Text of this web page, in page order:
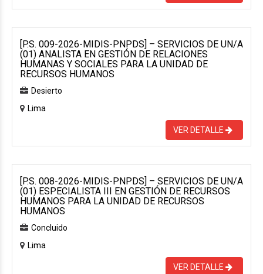
[P.S. 009-2026-MIDIS-PNPDS] – SERVICIOS DE UN/A
(01) ANALISTA EN GESTIÓN DE RELACIONES
HUMANAS Y SOCIALES PARA LA UNIDAD DE
RECURSOS HUMANOS
Desierto
Lima
VER DETALLE
[P.S. 008-2026-MIDIS-PNPDS] – SERVICIOS DE UN/A
(01) ESPECIALISTA III EN GESTIÓN DE RECURSOS
HUMANOS PARA LA UNIDAD DE RECURSOS
HUMANOS
Concluido
Lima
VER DETALLE